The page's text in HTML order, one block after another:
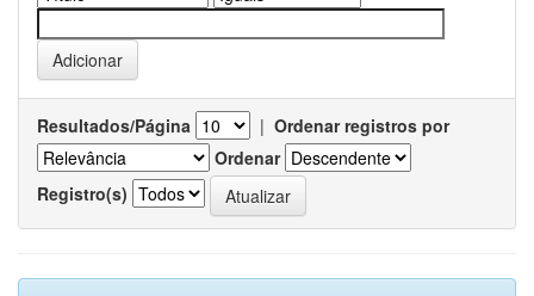
Resultados/Página | Ordenar registros por
Ordenar
Registro(s)